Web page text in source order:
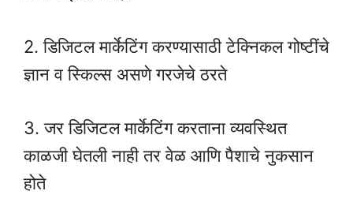
2. डिजिटल मार्केटिंग करण्यासाठी टेक्निकल गोष्टींचे
ज्ञान व स्किल्स असणे गरजेचे ठरते
3. जर डिजिटल मार्केटिंग करताना व्यवस्थित
काळजी घेतली नाही तर वेळ आणि पैशाचे नुकसान
होते